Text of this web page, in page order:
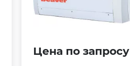
Цена по запросу